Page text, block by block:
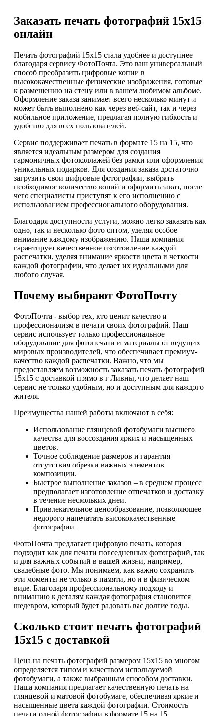
Заказать печать фотографий 15х15
онлайн
Печать фотографий 15х15 стала удобнее и доступнее
благодаря сервису ФотоПочта. Это ваш универсальный
способ преобразить цифровые копии в
высококачественные физические изображения, готовые
к размещению на стену или в вашем любимом альбоме.
Оформление заказа занимает всего несколько минут и
может быть выполнено как через веб-сайт, так и через
мобильное приложение, предлагая полную гибкость и
удобство для всех пользователей.
Сервис поддерживает печать в формате 15 на 15, что
является идеальным размером для создания
гармоничных фотоколлажей без рамки или оформления
уникальных подарков. Для создания заказа достаточно
загрузить свои цифровые фотографии, выбрать
необходимое количество копий и оформить заказ, после
чего специалисты приступят к его исполнению с
использованием профессионального оборудования.
Благодаря доступности услуги, можно легко заказать как
одно, так и несколько фото оптом, уделяя особое
внимание каждому изображению. Наша компания
гарантирует качественное изготовление каждой
распечатки, уделяя внимание яркости цвета и четкости
каждой фотографии, что делает их идеальными для
любого случая.
Почему выбирают ФотоПочту
ФотоПочта - выбор тех, кто ценит качество и
профессионализм в печати своих фотографий. Наш
сервис использует только профессиональное
оборудование для фотопечати и материалы от ведущих
мировых производителей, что обеспечивает премиум-
качество каждой распечатки. Важно, что мы
предоставляем возможность заказать печать фотографий
15х15 с доставкой прямо в г Ливны, что делает наш
сервис не только удобным, но и доступным для каждого
жителя.
Преимущества нашей работы включают в себя:
Использование глянцевой фотобумаги высшего
качества для воссоздания ярких и насыщенных
цветов.
Точное соблюдение размеров и гарантия
отсутствия обрезки важных элементов
композиции.
Быстрое выполнение заказов – в среднем процесс
предполагает изготовление отпечатков и доставку
в течение нескольких дней.
Привлекательное ценообразование, позволяющее
недорого напечатать высококачественные
фотографии.
ФотоПочта предлагает цифровую печать, которая
подходит как для печати повседневных фотографий, так
и для важных событий в вашей жизни, например,
свадебные фото. Мы понимаем, как важно сохранить
эти моменты не только в памяти, но и в физическом
виде. Благодаря профессиональному подходу и
вниманию к деталям каждая фотография становится
шедевром, который будет радовать вас долгие годы.
Сколько стоит печать фотографий
15х15 с доставкой
Цена на печать фотографий размером 15х15 во многом
определяется типом и качеством используемой
фотобумаги, а также выбранным способом доставки.
Наша компания предлагает качественную печать на
глянцевой и матовой фотобумаге, обеспечивая яркие и
насыщенные цвета каждой фотографии. Стоимость
печати одной фотографии в формате 15 на 15